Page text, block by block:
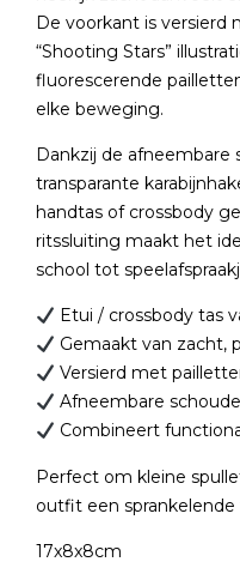
De voorkant is versierd
“Shooting Stars”
fluorescerende
elke beweging.
Dankzij de afneembare
transparante
handtas of crossbody
ritssluiting maakt het
school tot
Etui / crossbody tas
Gemaakt van zacht,
Versierd met
Afneembare
Combineert
Perfect om kleine
outfit een
17x8x8cm